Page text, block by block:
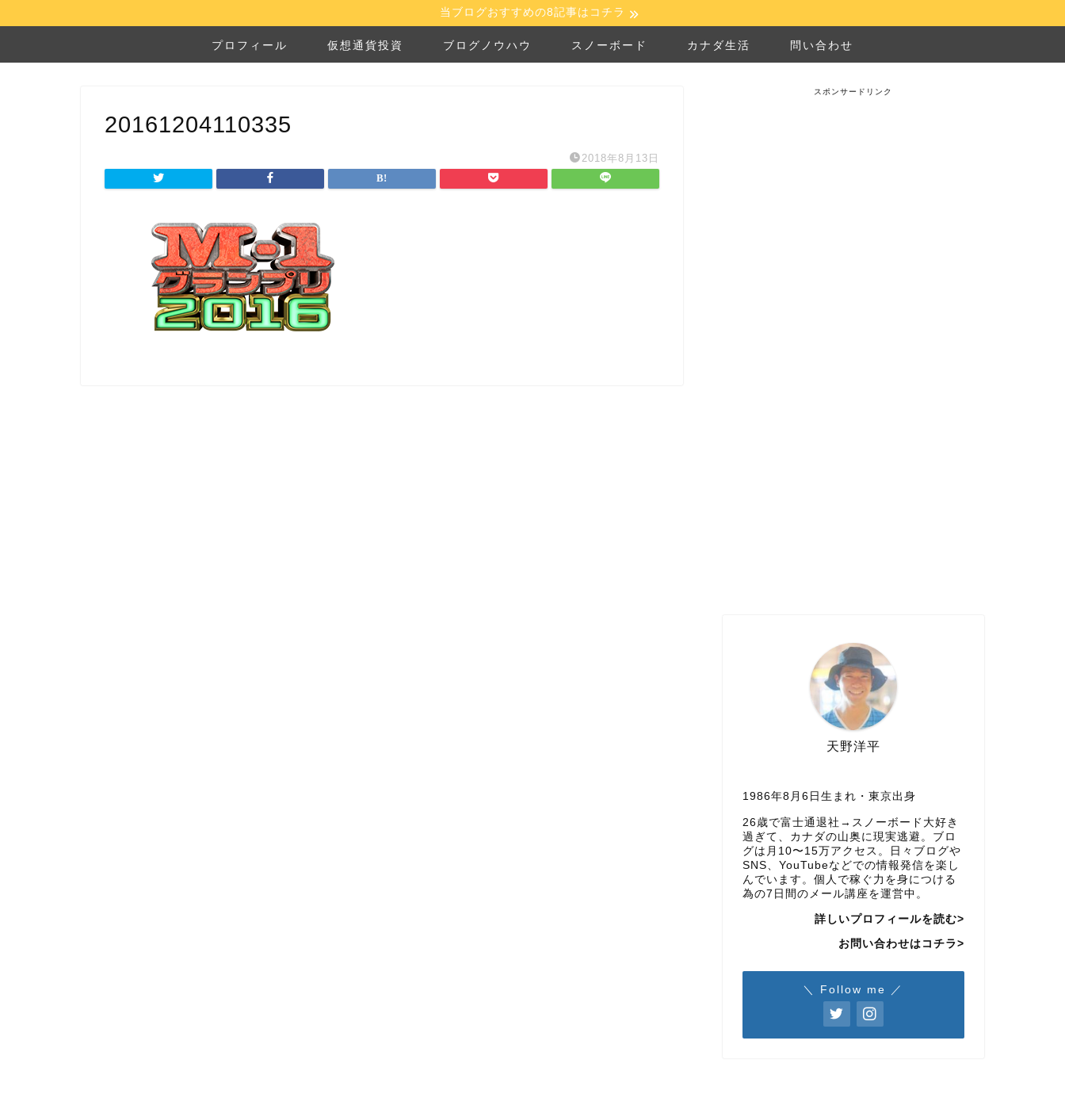
当ブログおすすめの8記事はコチラ
プロフィール 仮想通貨投資 ブログノウハウ スノーボード カナダ生活 問い合わせ
20161204110335
2018年8月13日
スポンサードリンク
天野洋平
1986年8月6日生まれ・東京出身
26歳で富士通退社→スノーボード大好き
過ぎて、カナダの山奥に現実逃避。ブロ
グは月10〜15万アクセス。日々ブログや
SNS、YouTubeなどでの情報発信を楽し
んでいます。個人で稼ぐ力を身につける
為の7日間のメール講座を運営中。
詳しいプロフィールを読む>
お問い合わせはコチラ>
＼ Follow me ／